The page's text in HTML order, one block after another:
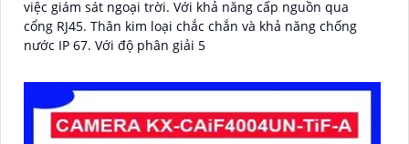
việc giám sát ngoại trời. Với khả năng cấp nguồn qua
cổng RJ45. Thân kim loại chắc chắn và khả năng chống
nước IP 67. Với độ phân giải 5